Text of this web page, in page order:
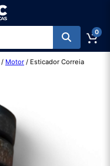
0
/ Motor / Esticador Correia